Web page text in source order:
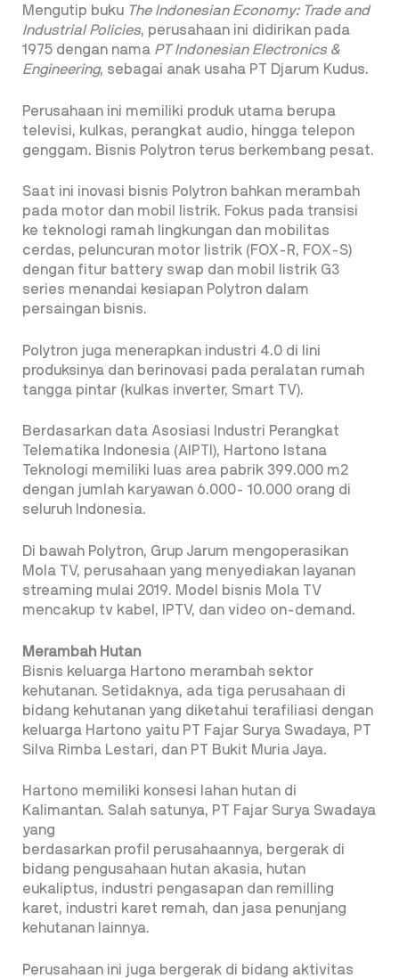
Mengutip buku The Indonesian Economy: Trade and
Industrial Policies, perusahaan ini didirikan pada
1975 dengan nama PT Indonesian Electronics &
Engineering, sebagai anak usaha PT Djarum Kudus.
Perusahaan ini memiliki produk utama berupa
televisi, kulkas, perangkat audio, hingga telepon
genggam. Bisnis Polytron terus berkembang pesat.
Saat ini inovasi bisnis Polytron bahkan merambah
pada motor dan mobil listrik. Fokus pada transisi
ke teknologi ramah lingkungan dan mobilitas
cerdas, peluncuran motor listrik (FOX-R, FOX-S)
dengan fitur battery swap dan mobil listrik G3
series menandai kesiapan Polytron dalam
persaingan bisnis.
Polytron juga menerapkan industri 4.0 di lini
produksinya dan berinovasi pada peralatan rumah
tangga pintar (kulkas inverter, Smart TV).
Berdasarkan data Asosiasi Industri Perangkat
Telematika Indonesia (AIPTI), Hartono Istana
Teknologi memiliki luas area pabrik 399.000 m2
dengan jumlah karyawan 6.000- 10.000 orang di
seluruh Indonesia.
Di bawah Polytron, Grup Jarum mengoperasikan
Mola TV, perusahaan yang menyediakan layanan
streaming mulai 2019. Model bisnis Mola TV
mencakup tv kabel, IPTV, dan video on-demand.
Merambah Hutan
Bisnis keluarga Hartono merambah sektor
kehutanan. Setidaknya, ada tiga perusahaan di
bidang kehutanan yang diketahui terafiliasi dengan
keluarga Hartono yaitu PT Fajar Surya Swadaya, PT
Silva Rimba Lestari, dan PT Bukit Muria Jaya.
Hartono memiliki konsesi lahan hutan di
Kalimantan. Salah satunya, PT Fajar Surya Swadaya
yang
berdasarkan profil perusahaannya, bergerak di
bidang pengusahaan hutan akasia, hutan
eukaliptus, industri pengasapan dan remilling
karet, industri karet remah, dan jasa penunjang
kehutanan lainnya.
Perusahaan ini juga bergerak di bidang aktivitas